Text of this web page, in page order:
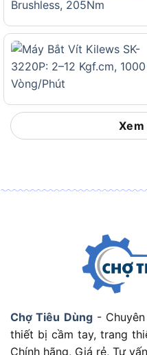
Hình ảnh hộp Máy bắn
sạc nếu đây là máy
Phiên bản M12 BID-
chưa gồm pin và sạc.
chi phí nếu bạn đã có
các thiết bị khác.
Ngược lại, nếu bạn
máy chưa thể dùng
Chợ Tiêu Dùng- Chuyên
thiết bị cầm tay, trang
Chính hãng, Giá rẻ, Tư